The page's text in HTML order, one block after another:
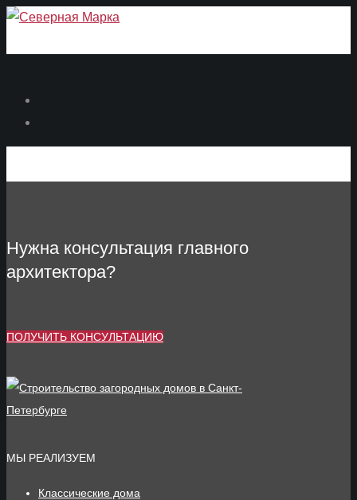
Нужна консультация главного
архитектора?
ПОЛУЧИТЬ КОНСУЛЬТАЦИЮ
МЫ РЕАЛИЗУЕМ
Классические дома